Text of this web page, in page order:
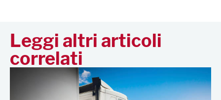
Leggi altri articoli
correlati